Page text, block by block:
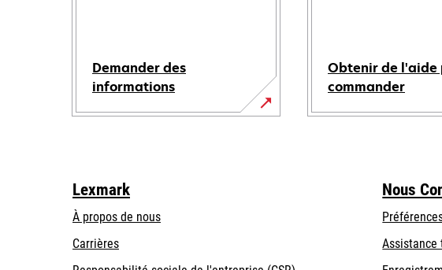
Demander des
informations
Obtenir de l'aide
commander
Lexmark
À propos de nous
Carrières
Nous
s’ouvre
dans
Assistance